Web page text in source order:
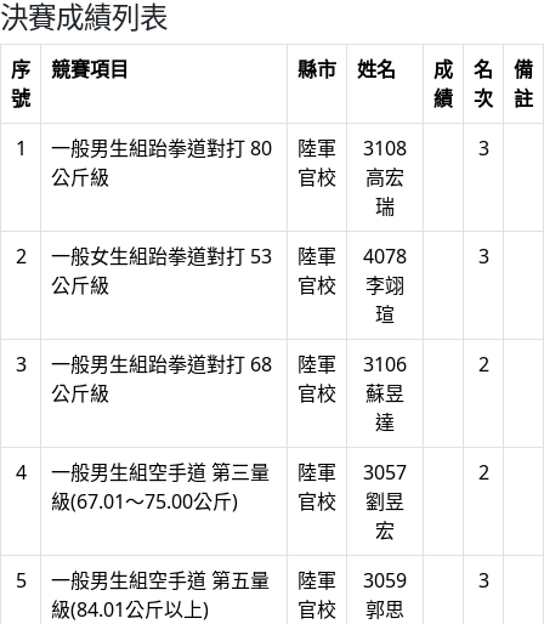
決賽成績列表
序
號
競賽項目 縣市 姓名
成
績
名
次
備
註
1
一般男生組跆拳道對打 80
公斤級
陸軍
官校
3108
高宏
瑞
3
2
一般女生組跆拳道對打 53
公斤級
陸軍
官校
4078
李翊
瑄
3
3
一般男生組跆拳道對打 68
公斤級
陸軍
官校
3106
蘇昱
達
2
4
一般男生組空手道 第三量
級(67.01～75.00公斤)
陸軍
官校
3057
劉昱
宏
2
5
一般男生組空手道 第五量
級(84.01公斤以上)
陸軍
官校
3059
郭思
3